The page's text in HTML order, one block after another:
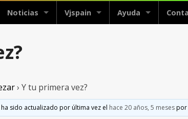
Noticias Vjspain Ayuda
› Y tu primera vez?
sido actualizado por última vez el hace 20 años, 5 meses